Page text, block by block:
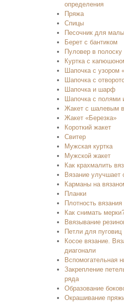
определения
Пряжа
Спицы
Песочник для
Берет с бантиком
Пуловер в полоску
Куртка с
Шапочка с узором
Шапочка с
Шапочка и шарф
Шапочка с полями
Жакет с шалевым
Жакет «Березка»
Короткий жакет
Свитер
Мужская куртка
Мужской жакет
Как крахмалить
Вязание улучшает
Карманы на
Планки
Плотность вязания
Как снимать
Ввязывание
Петли для пуговиц
Косое вязание.
диагонали
Вспомогательная
Закрепление
ряда
Образование
Окрашивание